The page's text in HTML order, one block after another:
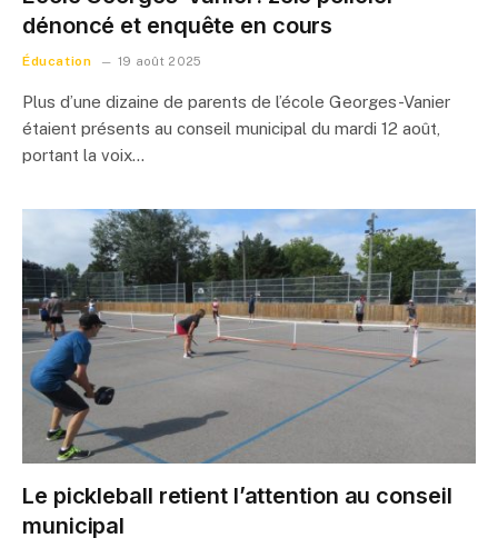
dénoncé et enquête en cours
Éducation 19 août 2025
Plus d’une dizaine de parents de l’école Georges-Vanier
étaient présents au conseil municipal du mardi 12 août,
portant la voix…
Le pickleball retient l’attention au conseil
municipal